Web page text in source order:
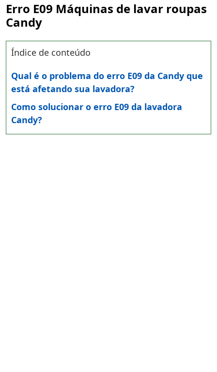
Erro E09 Máquinas de lavar roupas
Candy
Índice de conteúdo
Qual é o problema do erro E09 da Candy que
está afetando sua lavadora?
Como solucionar o erro E09 da lavadora
Candy?